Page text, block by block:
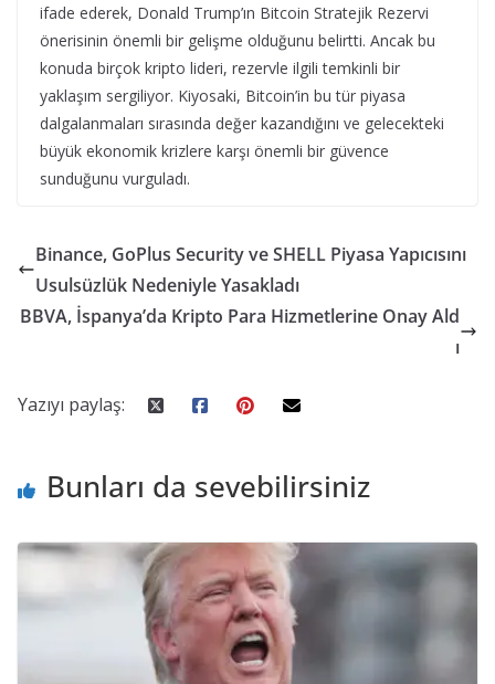
ifade ederek, Donald Trump’ın Bitcoin Stratejik Rezervi
önerisinin önemli bir gelişme olduğunu belirtti. Ancak bu
konuda birçok kripto lideri, rezervle ilgili temkinli bir
yaklaşım sergiliyor. Kiyosaki, Bitcoin’in bu tür piyasa
dalgalanmaları sırasında değer kazandığını ve gelecekteki
büyük ekonomik krizlere karşı önemli bir güvence
sunduğunu vurguladı.
Binance, GoPlus Security ve SHELL Piyasa Yapıcısını
Usulsüzlük Nedeniyle Yasakladı
BBVA, İspanya’da Kripto Para Hizmetlerine Onay Ald
ı
Yazıyı paylaş:
Bunları da sevebilirsiniz